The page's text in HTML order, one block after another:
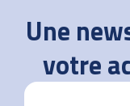
Une
votre